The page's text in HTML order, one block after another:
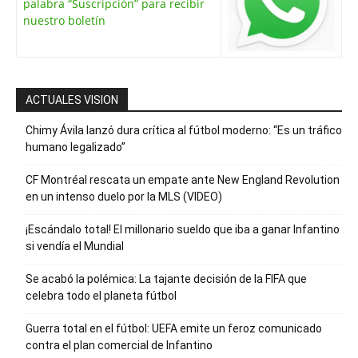
palabra “Suscripción” para recibir
nuestro boletín
ACTUALES VISION
Chimy Ávila lanzó dura crítica al fútbol moderno: “Es un tráfico
humano legalizado”
CF Montréal rescata un empate ante New England Revolution
en un intenso duelo por la MLS (VIDEO)
¡Escándalo total! El millonario sueldo que iba a ganar Infantino
si vendía el Mundial
Se acabó la polémica: La tajante decisión de la FIFA que
celebra todo el planeta fútbol
Guerra total en el fútbol: UEFA emite un feroz comunicado
contra el plan comercial de Infantino